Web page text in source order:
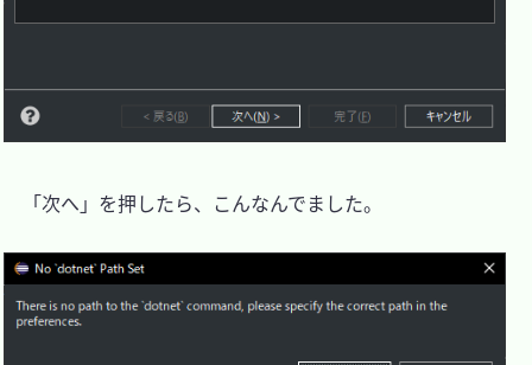
「次へ」を押したら、こんなんでました。